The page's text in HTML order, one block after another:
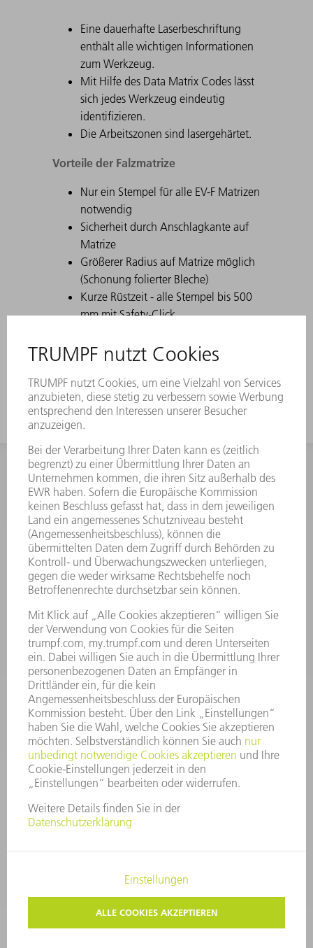
Eine dauerhafte Laserbeschriftung
enthält alle wichtigen Informationen
zum Werkzeug.
Mit Hilfe des Data Matrix Codes lässt
sich jedes Werkzeug eindeutig
identifizieren.
Die Arbeitszonen sind lasergehärtet.
Vorteile der Falzmatrize
Nur ein Stempel für alle EV-F Matrizen
notwendig
Sicherheit durch Anschlagkante auf
Matrize
Größerer Radius auf Matrize möglich
(Schonung folierter Bleche)
Kurze Rüstzeit - alle Stempel bis 500
mm mit Safety-Click
Schnelles Falzen an der TruBend Serie
INFORMATION
Häufig gestellte Fragen
Allgemeine Geschäftsbedingungen
KONTAKT
Kundenbetreuung TRUMPF Werkzeugmaschinen
+49 7156 303 33222
Mo - Fr: 07:30 - 17:30 Uhr
Erweiterte Rufbereitschaft per Service App Mo - Fr:
06:30 - 20.00 Uhr Sa: 07:00 - 12:00 Uhr
Kundenbetreuung@trumpf.com
KONTAKT
Service TRUMPF Lasertechnik
+49 7156 303 37444
Mo - Fr: 07:30 - 18:00 Uhr
Additive Manufacturing 07:30 - 17:30 Uhr
spareparts.tld@trumpf.com
COPYRIGHT UND MARKENZEICHEN
NUTZUNGSBEDINGUNGEN
AGB